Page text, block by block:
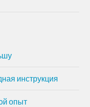
инструкция
опыт